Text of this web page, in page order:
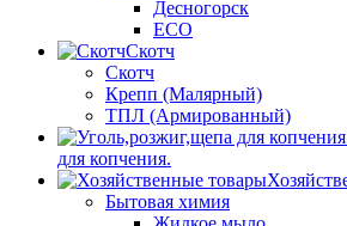
Десногорск
ECO
Скотч
Скотч
Крепп (Малярный)
ТПЛ (Армированный)
для копчения.
Бытовая химия